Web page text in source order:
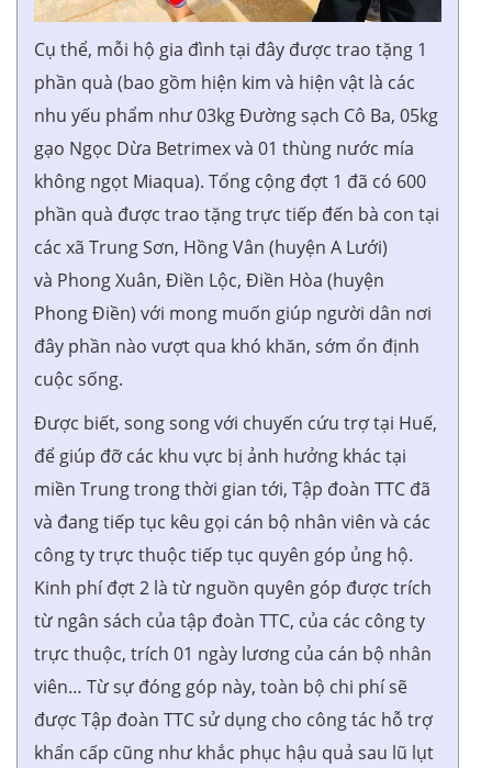
Cụ thể, mỗi hộ gia đình tại đây được trao tặng 1
phần quà (bao gồm hiện kim và hiện vật là các
nhu yếu phẩm như 03kg Đường sạch Cô Ba, 05kg
gạo Ngọc Dừa Betrimex và 01 thùng nước mía
không ngọt Miaqua). Tổng cộng đợt 1 đã có 600
phần quà được trao tặng trực tiếp đến bà con tại
các xã Trung Sơn, Hồng Vân (huyện A Lưới)
và Phong Xuân, Điền Lộc, Điền Hòa (huyện
Phong Điền) với mong muốn giúp người dân nơi
đây phần nào vượt qua khó khăn, sớm ổn định
cuộc sống.
Được biết, song song với chuyến cứu trợ tại Huế,
để giúp đỡ các khu vực bị ảnh hưởng khác tại
miền Trung trong thời gian tới, Tập đoàn TTC đã
và đang tiếp tục kêu gọi cán bộ nhân viên và các
công ty trực thuộc tiếp tục quyên góp ủng hộ.
Kinh phí đợt 2 là từ nguồn quyên góp được trích
từ ngân sách của tập đoàn TTC, của các công ty
trực thuộc, trích 01 ngày lương của cán bộ nhân
viên… Từ sự đóng góp này, toàn bộ chi phí sẽ
được Tập đoàn TTC sử dụng cho công tác hỗ trợ
khẩn cấp cũng như khắc phục hậu quả sau lũ lụt